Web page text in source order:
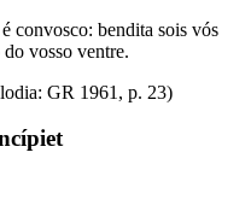
convosco: bendita sois vós
vosso ventre.
GR 1961, p. 23)